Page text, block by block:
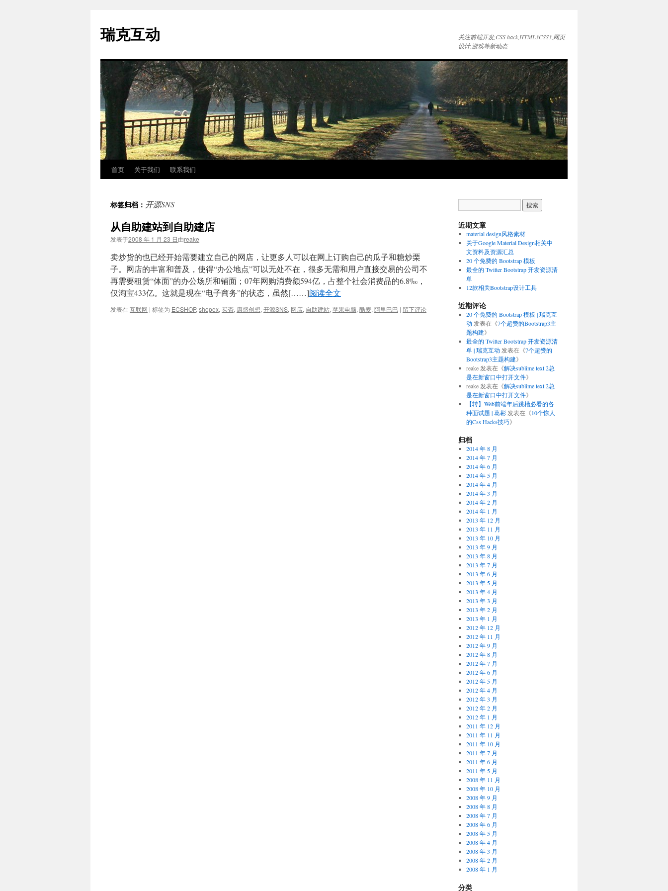
瑞克互动
关注前端开发,CSS hack,HTML3CSS3,网页
设计,游戏等新动态
正
首页 关于我们 联系我们
标签归档： 开源SNS
从自助建站到自助建店
发表于2008 年 1 月 23 日由reake
卖炒货的也已经开始需要建立自己的网店，让更多人可以在网上订购自己的瓜子和糖炒栗
子。网店的丰富和普及，使得“办公地点”可以无处不在，很多无需和用户直接交易的公司不
再需要租赁“体面”的办公场所和铺面；07年网购消费额594亿，占整个社会消费品的6.8‰，
仅淘宝433亿。这就是现在“电子商务”的状态，虽然[……]阅读全文
发表在互联网 | 标签为 ECSHOP, shopex, 买否, 康盛创想, 开源SNS, 网店, 自助建站, 苹果电脑, 酷麦, 阿里巴巴 | 留下评论
近期文章
material design风格素材
关于Google Material Design相关中
文资料及资源汇总
20 个免费的 Bootstrap 模板
最全的 Twitter Bootstrap 开发资源清
单
12款相关Bootstrap设计工具
近期评论
20 个免费的 Bootstrap 模板 | 瑞克互
动 发表在《7个超赞的Bootstrap3主
题构建》
最全的 Twitter Bootstrap 开发资源清
单 | 瑞克互动 发表在《7个超赞的
Bootstrap3主题构建》
reake发表在《解决sublime text 2总
是在新窗口中打开文件》
reake发表在《解决sublime text 2总
是在新窗口中打开文件》
【转】Web前端年后跳槽必看的各
种面试题 | 葛彬发表在《10个惊人
的Css Hacks技巧》
归档
2014 年 8 月
2014 年 7 月
2014 年 6 月
2014 年 5 月
2014 年 4 月
2014 年 3 月
2014 年 2 月
2014 年 1 月
2013 年 12 月
2013 年 11 月
2013 年 10 月
2013 年 9 月
2013 年 8 月
2013 年 7 月
2013 年 6 月
2013 年 5 月
2013 年 4 月
2013 年 3 月
2013 年 2 月
2013 年 1 月
2012 年 12 月
2012 年 11 月
2012 年 9 月
2012 年 8 月
2012 年 7 月
2012 年 6 月
2012 年 5 月
2012 年 4 月
2012 年 3 月
2012 年 2 月
2012 年 1 月
2011 年 12 月
2011 年 11 月
2011 年 10 月
2011 年 7 月
2011 年 6 月
2011 年 5 月
2008 年 11 月
2008 年 10 月
2008 年 9 月
2008 年 8 月
2008 年 7 月
2008 年 6 月
2008 年 5 月
2008 年 4 月
2008 年 3 月
2008 年 2 月
2008 年 1 月
分类